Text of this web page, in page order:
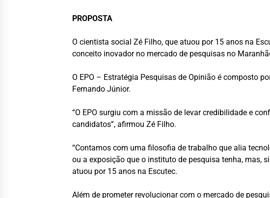
PROPOSTA
O cientista social Zé Filho, que atuou por 15 anos na
conceito inovador no mercado de pesquisas no
O EPO – Estratégia Pesquisas de Opinião é composto
Fernando Júnior.
“O EPO surgiu com a missão de levar credibilidade e
candidatos”, afirmou Zé Filho.
“Contamos com uma filosofia de trabalho que alia
ou a exposição que o instituto de pesquisa tenha, mas,
atuou por 15 anos na Escutec.
Além de prometer revolucionar com o mercado de